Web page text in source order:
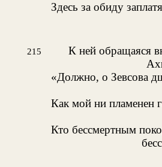
Здесь за обиду
215
К ней обращаяся
«Должно, о Зевсова
Как мой ни пламенен
Кто бессмертным